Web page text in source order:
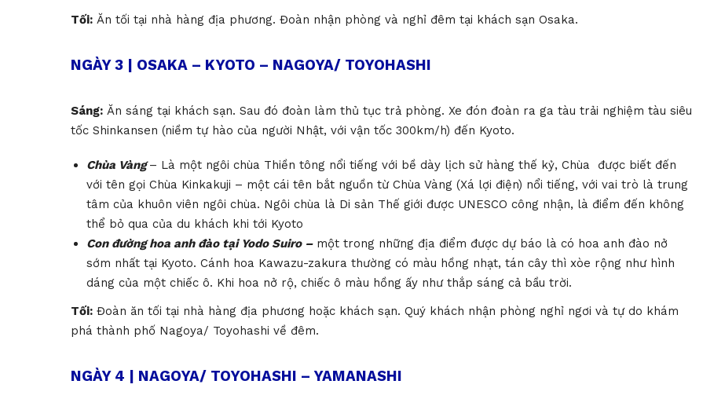
Tối: Ăn tối tại nhà hàng địa phương. Đoàn nhận phòng và nghỉ đêm tại khách sạn Osaka.
NGÀY 3 | OSAKA – KYOTO – NAGOYA/ TOYOHASHI
Sáng: Ăn sáng tại khách sạn. Sau đó đoàn làm thủ tục trả phòng. Xe đón đoàn ra ga tàu trải nghiệm tàu siêu
tốc Shinkansen (niềm tự hào của người Nhật, với vận tốc 300km/h) đến Kyoto.
Chùa Vàng– Là một ngôi chùa Thiền tông nổi tiếng với bề dày lịch sử hàng thế kỷ, Chùa được biết đến
với tên gọi Chùa Kinkakuji – một cái tên bắt nguồn từ Chùa Vàng (Xá lợi điện) nổi tiếng, với vai trò là trung
tâm của khuôn viên ngôi chùa. Ngôi chùa là Di sản Thế giới được UNESCO công nhận, là điểm đến không
thể bỏ qua của du khách khi tới Kyoto
Con đường hoa anh đào tại Yodo Suiro – một trong những địa điểm được dự báo là có hoa anh đào nở
sớm nhất tại Kyoto. Cánh hoa Kawazu-zakura thường có màu hồng nhạt, tán cây thì xòe rộng như hình
dáng của một chiếc ô. Khi hoa nở rộ, chiếc ô màu hồng ấy như thắp sáng cả bầu trời.
Tối: Đoàn ăn tối tại nhà hàng địa phương hoặc khách sạn. Quý khách nhận phòng nghỉ ngơi và tự do khám
phá thành phố Nagoya/ Toyohashi về đêm.
NGÀY 4 | NAGOYA/ TOYOHASHI – YAMANASHI